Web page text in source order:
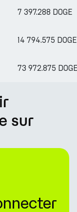
7 397.288 DOGE
14 794.575 DOGE
73 972.875
sur